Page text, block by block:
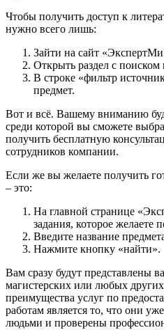
Чтобы получить доступ к
нужно всего лишь:
Зайти на сайт
Открыть раздел с
В строке «фильтр
предмет.
Вот и всё. Вашему вниманию
среди которой вы сможете
получить бесплатную
сотрудников компании.
Если же вы желаете получить
– это:
На главной странице
задания, которое желаете
Введите название
Нажмите кнопку «найти».
Вам сразу будут представлены
магистерских или любых
преимущества услуг по
работам является то, что они
людьми и проверены